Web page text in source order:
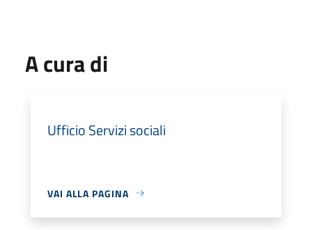
A cura di
Ufficio Servizi sociali
VAI ALLA PAGINA